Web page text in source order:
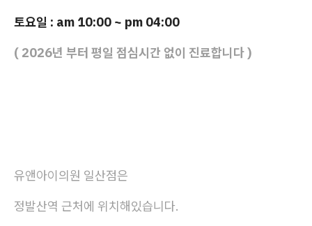
토요일 : am 10:00 ~ pm 04:00
( 2026년 부터 평일 점심시간 없이 진료합니다 )
유앤아이의원 일산점은
정발산역 근처에 위치해있습니다.